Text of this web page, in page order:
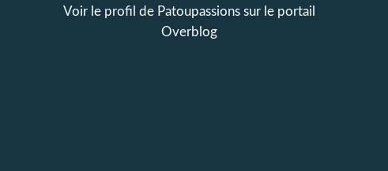
Voir le profil de Patoupassionssur le portail
Overblog